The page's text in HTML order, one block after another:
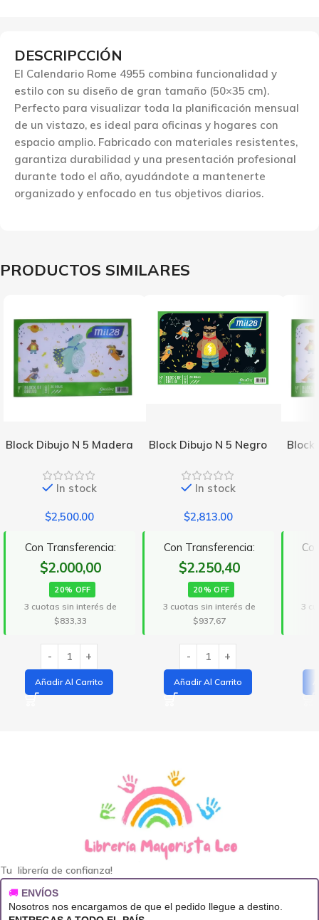
DESCRIPCCIÓN
El Calendario Rome 4955 combina funcionalidad y
estilo con su diseño de gran tamaño (50×35 cm).
Perfecto para visualizar toda la planificación mensual
de un vistazo, es ideal para oficinas y hogares con
espacio amplio. Fabricado con materiales resistentes,
garantiza durabilidad y una presentación profesional
durante todo el año, ayudándote a mantenerte
organizado y enfocado en tus objetivos diarios.
PRODUCTOS SIMILARES
Block Dibujo N 5 Madera
In stock
$2,500.00
Con Transferencia:
$2.000,00
20% OFF
3 cuotas sin interés de
$833,33
Añadir Al Carrito
Block Dibujo N 5 Negro
In stock
$2,813.00
Con Transferencia:
$2.250,40
20% OFF
3 cuotas sin interés de
$937,67
Añadir Al Carrito
Block
3
Tu librería de confianza!
🚚 ENVÍOS
Nosotros nos encargamos de que el pedido llegue a destino.